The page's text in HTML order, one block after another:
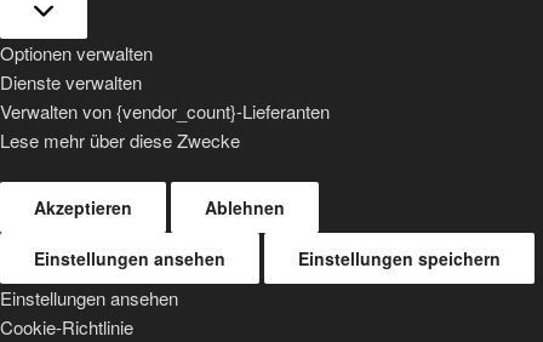
Optionen verwalten
Dienste verwalten
Verwalten von {vendor_count}-Lieferanten
Lese mehr über diese Zwecke
Akzeptieren Ablehnen
Einstellungen ansehen Einstellungen speichern
Einstellungen ansehen
Cookie-Richtlinie